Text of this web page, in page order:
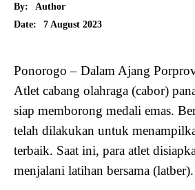
By:
Author
Date:
7 August 2023
Ponorogo – Dalam Ajang
Atlet cabang olahraga (cabor)
siap memborong medali emas.
telah dilakukan untuk
terbaik. Saat ini, para atlet
menjalani latihan bersama (latber).